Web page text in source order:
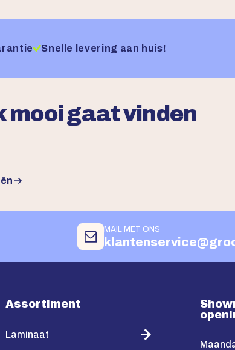
Snelle levering aan huis!
mooi gaat vinden
MAIL MET ONS
Assortiment
Laminaat